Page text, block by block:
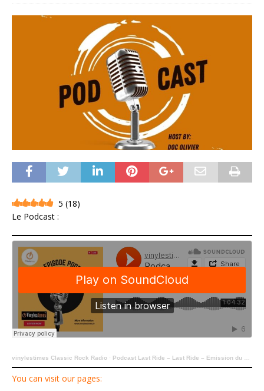
5 (18)
Le Podcast :
vinylestimes Classic Rock Radio · Podcast Last Ride – Last Ride – Emission du 25 Septembre 2022.
You can visit our pages: